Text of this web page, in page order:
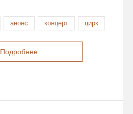
анонс концерт цирк
Подробнее